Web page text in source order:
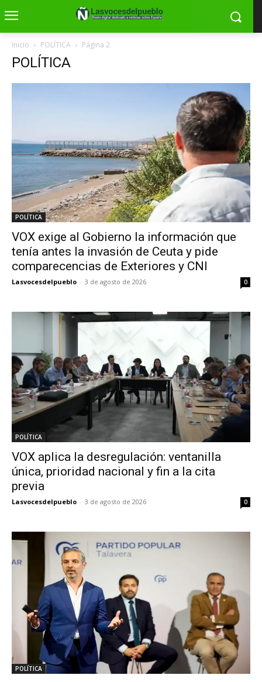
Inicio POLÍTICA Página 2
POLÍTICA
POLÍTICA
VOX exige al Gobierno la información que
tenía antes la invasión de Ceuta y pide
comparecencias de Exteriores y CNI
Lasvocesdelpueblo - 3 de agosto de 2026 0
POLÍTICA
VOX aplica la desregulación: ventanilla
única, prioridad nacional y fin a la cita
previa
Lasvocesdelpueblo - 3 de agosto de 2026 0
POLÍTICA